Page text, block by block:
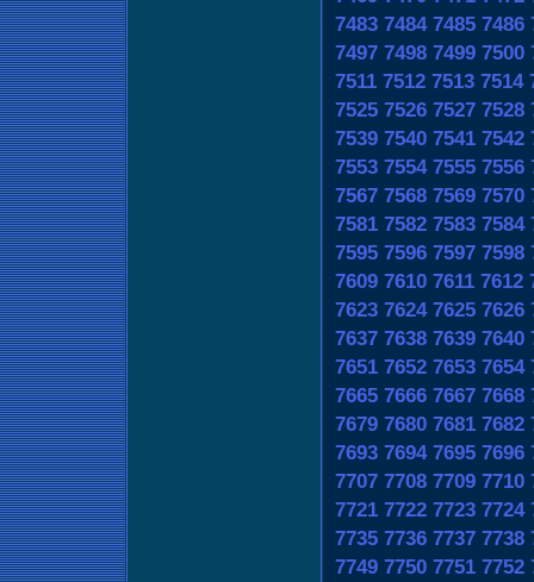
7483 7484 7485 7486
7497 7498 7499 7500
7511 7512 7513 7514
7525 7526 7527 7528
7539 7540 7541 7542
7553 7554 7555 7556
7567 7568 7569 7570
7581 7582 7583 7584
7595 7596 7597 7598
7609 7610 7611 7612
7623 7624 7625 7626
7637 7638 7639 7640
7651 7652 7653 7654
7665 7666 7667 7668
7679 7680 7681 7682
7693 7694 7695 7696
7707 7708 7709 7710
7721 7722 7723 7724
7735 7736 7737 7738
7749 7750 7751 7752